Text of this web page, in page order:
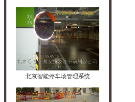
北京智能停车场管理系统